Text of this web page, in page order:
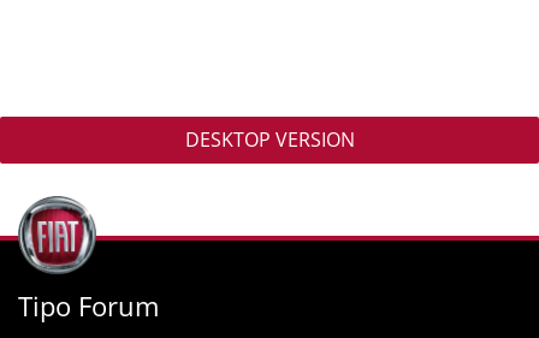
DESKTOP VERSION
Tipo Forum